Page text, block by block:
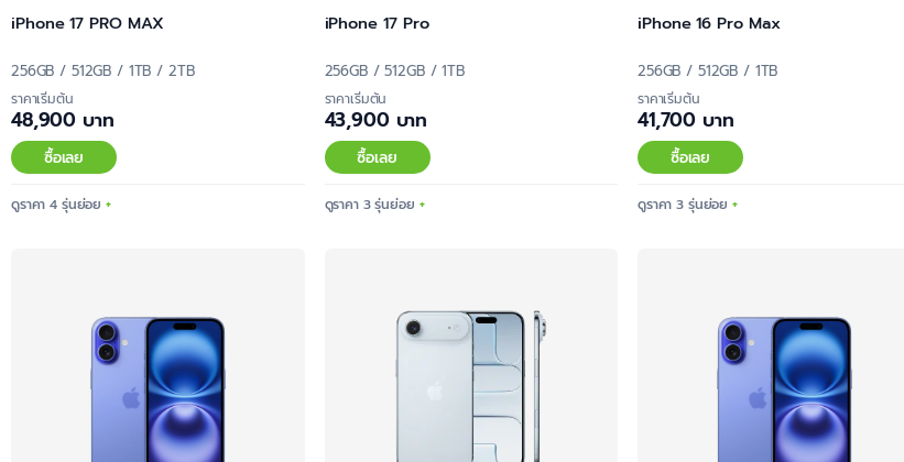
iPhone 17 PRO MAX
256GB / 512GB / 1TB / 2TB
ราคาเริ่มต้น
48,900 บาท
ซื้อเลย
ดูราคา 4 รุ่นย่อย
iPhone 17 Pro
256GB / 512GB / 1TB
ราคาเริ่มต้น
43,900 บาท
ซื้อเลย
ดูราคา 3 รุ่นย่อย
iPhone 16 Pro Max
256GB / 512GB / 1TB
ราคาเริ่มต้น
41,700 บาท
ซื้อเลย
ดูราคา 3 รุ่นย่อย